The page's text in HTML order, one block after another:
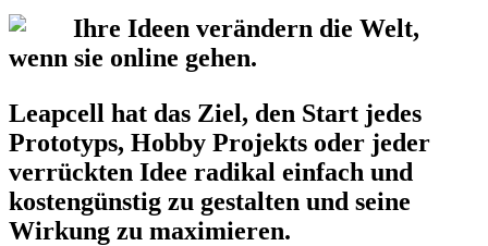
Ihre Ideen verändern die Welt,
wenn sie online gehen.
Leapcell hat das Ziel, den Start jedes
Prototyps, Hobby Projekts oder jeder
verrückten Idee radikal einfach und
kostengünstig zu gestalten und seine
Wirkung zu maximieren.